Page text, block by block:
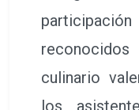
culinario
los